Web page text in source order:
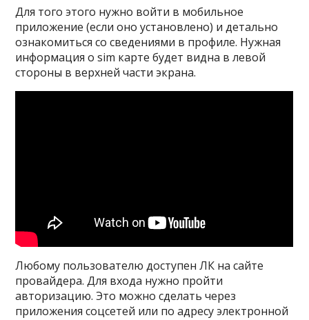
Для того этого нужно войти в мобильное
приложение (если оно установлено) и детально
ознакомиться со сведениями в профиле. Нужная
информация о sim карте будет видна в левой
стороны в верхней части экрана.
Любому пользователю доступен ЛК на сайте
провайдера. Для входа нужно пройти
авторизацию. Это можно сделать через
приложения соцсетей или по адресу электронной